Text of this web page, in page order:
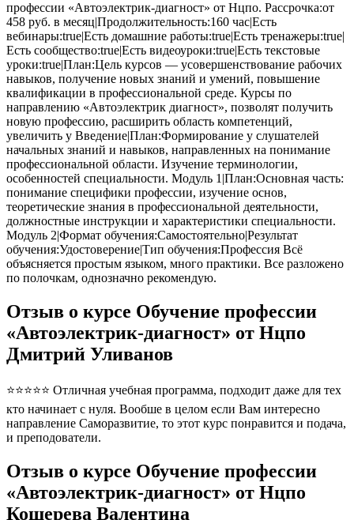
профессии «Автоэлектрик-диагност» от Нцпо. Рассрочка:от
458 руб. в месяц|Продолжительность:160 час|Есть
вебинары:true|Есть домашние работы:true|Есть тренажеры:true|
Есть сообщество:true|Есть видеоуроки:true|Есть текстовые
уроки:true|План:Цель курсов — усовершенствование рабочих
навыков, получение новых знаний и умений, повышение
квалификации в профессиональной среде. Курсы по
направлению «Автоэлектрик диагност», позволят получить
новую профессию, расширить область компетенций,
увеличить у Введение|План:Формирование у слушателей
начальных знаний и навыков, направленных на понимание
профессиональной области. Изучение терминологии,
особенностей специальности. Модуль 1|План:Основная часть:
понимание специфики профессии, изучение основ,
теоретические знания в профессиональной деятельности,
должностные инструкции и характеристики специальности.
Модуль 2|Формат обучения:Самостоятельно|Результат
обучения:Удостоверение|Тип обучения:Профессия Всё
объясняется простым языком, много практики. Все разложено
по полочкам, однозначно рекомендую.
Отзыв о курсе Обучение профессии
«Автоэлектрик-диагност» от Нцпо
Дмитрий Уливанов
⭐⭐⭐⭐⭐ Отличная учебная программа, подходит даже для тех
кто начинает с нуля. Вообше в целом если Вам интересно
направление Саморазвитие, то этот курс понравится и подача,
и преподователи.
Отзыв о курсе Обучение профессии
«Автоэлектрик-диагност» от Нцпо
Кошерева Валентина